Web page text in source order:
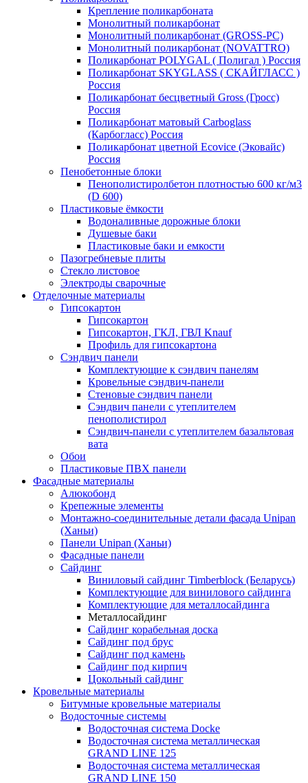
Крепление поликарбоната
Монолитный поликарбонат
Монолитный поликарбонат (GROSS-PC)
Монолитный поликарбонат (NOVATTRO)
Поликарбонат POLYGAL ( Полигал ) Россия
Поликарбонат SKYGLASS ( СКАЙГЛАСС )
Россия
Поликарбонат бесцветный Gross (Гросс)
Россия
Поликарбонат матовый Carboglass
(Карбогласс) Россия
Поликарбонат цветной Ecovice (Эковайс)
Россия
Пенобетонные блоки
Пенополистиролбетон плотностью 600 кг/м3
(D 600)
Пластиковые ёмкости
Водоналивные дорожные блоки
Душевые баки
Пластиковые баки и емкости
Пазогребневые плиты
Стекло листовое
Электроды сварочные
Отделочные материалы
Гипсокартон
Гипсокартон
Гипсокартон, ГКЛ, ГВЛ Knauf
Профиль для гипсокартона
Сэндвич панели
Комплектующие к сэндвич панелям
Кровельные сэндвич-панели
Стеновые сэндвич панели
Сэндвич панели с утеплителем
пенополистирол
Сэндвич-панели с утеплителем базальтовая
вата
Обои
Пластиковые ПВХ панели
Фасадные материалы
Алюкобонд
Крепежные элементы
Монтажно-соединительные детали фасада Unipan
(Ханьи)
Панели Unipan (Ханьи)
Фасадные панели
Сайдинг
Виниловый сайдинг Timberblock (Беларусь)
Комплектующие для винилового сайдинга
Комплектующие для металлосайдинга
Металлосайдинг
Сайдинг корабельная доска
Сайдинг под брус
Сайдинг под камень
Сайдинг под кирпич
Цокольный сайдинг
Кровельные материалы
Битумные кровельные материалы
Водосточные системы
Водосточная система Docke
Водосточная система металлическая
GRAND LINE 125
Водосточная система металлическая
GRAND LINE 150